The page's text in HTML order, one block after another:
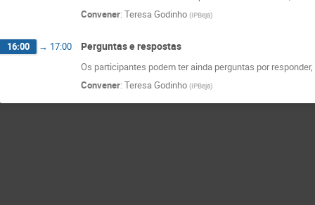
Convener: Teresa Godinho (IPBeja)
16:00 → 17:00 Perguntas e respostas
Os participantes podem ter ainda perguntas por
Convener: Teresa Godinho (IPBeja)